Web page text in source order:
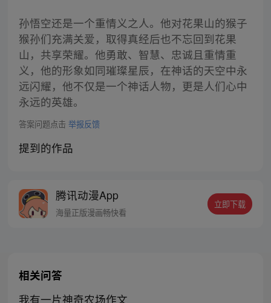
孙悟空还是一个重情义之人。他对花果山的猴子
猴孙们充满关爱，取得真经后也不忘回到花果
山，共享荣耀。他勇敢、智慧、忠诚且重情重
义，他的形象如同璀璨星辰，在神话的天空中永
远闪耀，他不仅是一个神话人物，更是人们心中
永远的英雄。
答案问题点击 举报反馈
提到的作品
腾讯动漫App
海量正版漫画畅快看
立即下载
相关问答
我有一片神奇农场作文